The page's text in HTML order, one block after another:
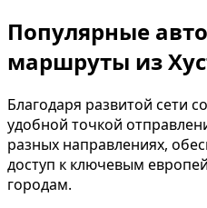
Популярные
маршруты из
Благодаря развитой сети
удобной точкой
разных направлениях,
доступ к ключевым
городам.